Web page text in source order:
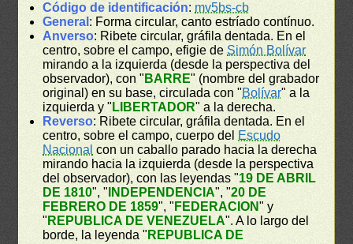
Código de identificación: mv5bs-cb
General : Forma circular, canto estríado contínuo.
Anverso: Ribete circular, gráfila dentada. En el
centro, sobre el campo, efigie deSimón Bolívar
mirando a la izquierda (desde la perspectiva del
observador), con " BARRE" (nombre del grabador
original) en su base, circulada con "Bolívar" a la
izquierda y " LIBERTADOR" a la derecha.
Reverso: Ribete circular, gráfila dentada. En el
centro, sobre el campo, cuerpo del Escudo
Nacional con un caballo parado hacia la derecha
mirando hacia la izquierda (desde la perspectiva
del observador), con las leyendas "19 DE ABRIL
DE 1810", " INDEPENDENCIA", "20 DE
FEBRERO DE 1859", " FEDERACION" y
" REPUBLICA DE VENEZUELA". A lo largo del
borde, la leyenda " REPUBLICA DE